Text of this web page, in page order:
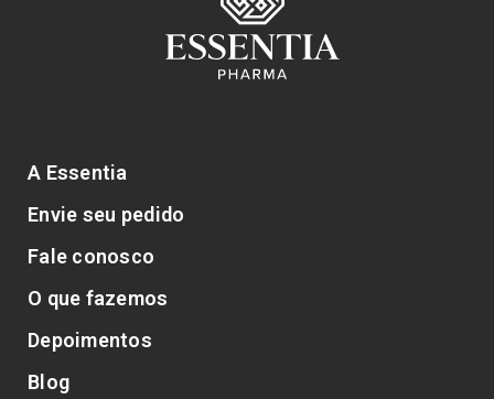
A Essentia
Envie seu pedido
Fale conosco
O que fazemos
Depoimentos
Blog